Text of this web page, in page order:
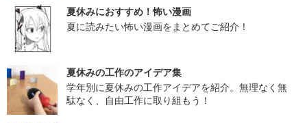
夏休みにおすすめ！怖い漫画
夏に読みたい怖い漫画をまとめてご紹介！
夏休みの工作のアイデア集
学年別に夏休みの工作アイデアを紹介。無理なく無
駄なく、自由工作に取り組もう！